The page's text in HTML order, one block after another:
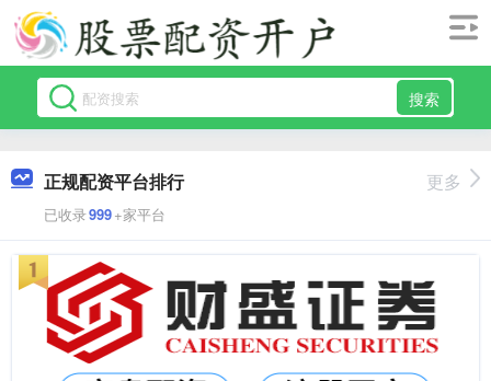
搜索
正规配资平台排行
已收录999+家平台
更多